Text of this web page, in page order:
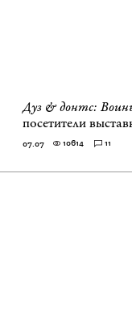
Дуз & донтс:
посетители
07.07 10614 11